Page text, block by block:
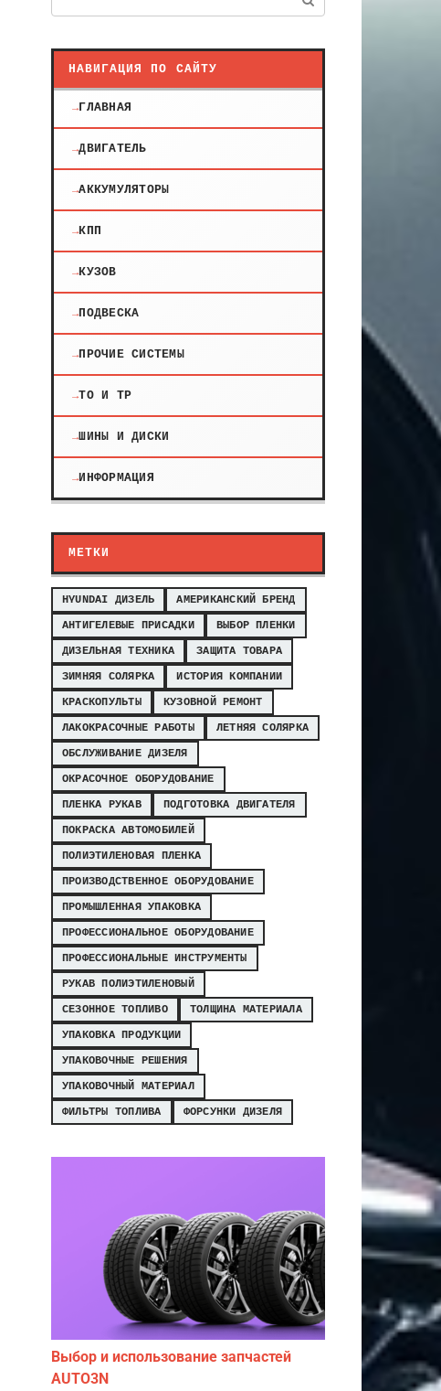
НАВИГАЦИЯ ПО САЙТУ
ГЛАВНАЯ
ДВИГАТЕЛЬ
АККУМУЛЯТОРЫ
КПП
КУЗОВ
ПОДВЕСКА
ПРОЧИЕ СИСТЕМЫ
ТО И ТР
ШИНЫ И ДИСКИ
ИНФОРМАЦИЯ
МЕТКИ
HYUNDAI ДИЗЕЛЬ
АМЕРИКАНСКИЙ БРЕНД
АНТИГЕЛЕВЫЕ ПРИСАДКИ
ВЫБОР ПЛЕНКИ
ДИЗЕЛЬНАЯ ТЕХНИКА
ЗАЩИТА ТОВАРА
ЗИМНЯЯ СОЛЯРКА
ИСТОРИЯ КОМПАНИИ
КРАСКОПУЛЬТЫ
КУЗОВНОЙ РЕМОНТ
ЛАКОКРАСОЧНЫЕ РАБОТЫ
ЛЕТНЯЯ СОЛЯРКА
ОБСЛУЖИВАНИЕ ДИЗЕЛЯ
ОКРАСОЧНОЕ ОБОРУДОВАНИЕ
ПЛЕНКА РУКАВ
ПОДГОТОВКА ДВИГАТЕЛЯ
ПОКРАСКА АВТОМОБИЛЕЙ
ПОЛИЭТИЛЕНОВАЯ ПЛЕНКА
ПРОИЗВОДСТВЕННОЕ ОБОРУДОВАНИЕ
ПРОМЫШЛЕННАЯ УПАКОВКА
ПРОФЕССИОНАЛЬНОЕ ОБОРУДОВАНИЕ
ПРОФЕССИОНАЛЬНЫЕ ИНСТРУМЕНТЫ
РУКАВ ПОЛИЭТИЛЕНОВЫЙ
СЕЗОННОЕ ТОПЛИВО
ТОЛЩИНА МАТЕРИАЛА
УПАКОВКА ПРОДУКЦИИ
УПАКОВОЧНЫЕ РЕШЕНИЯ
УПАКОВОЧНЫЙ МАТЕРИАЛ
ФИЛЬТРЫ ТОПЛИВА
ФОРСУНКИ ДИЗЕЛЯ
Выбор и использование запчастей
AUTO3N